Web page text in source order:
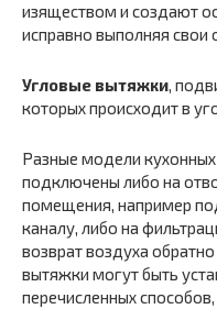
изяществом и создают
исправно выполняя свои
Угловые вытяжки,
которых происходит в
Разные модели
подключены либо на
помещения, например
каналу, либо на
возврат воздуха
вытяжки могут быть
перечисленных